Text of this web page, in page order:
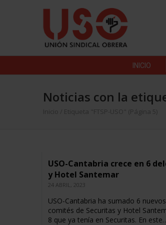
INICIO
Noticias con la
Inicio Etiqueta "FTSP-USO" (Página 5)
USO-Cantabria crece en 6
y Hotel Santemar
24 ABRIL, 2023
USO-Cantabria ha sumado 6
comités de Securitas y Hotel
8 que ya tenía en Securitas. En